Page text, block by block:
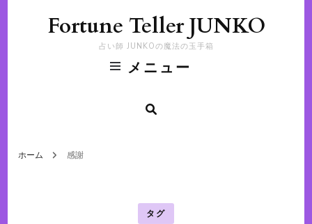
Fortune Teller JUNKO
占い師 JUNKOの魔法の玉手箱
メニュー
ホーム 感謝
タグ